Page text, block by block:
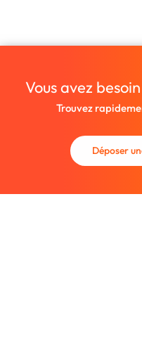
Vous avez
Trouvez
Déposer